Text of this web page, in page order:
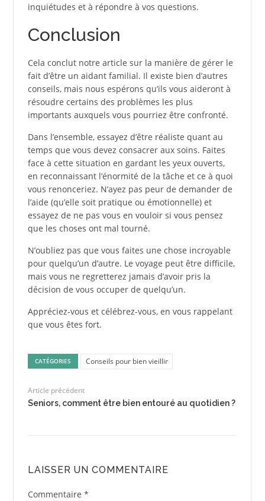
inquiétudes et à répondre à vos questions.
Conclusion
Cela conclut notre article sur la manière de gérer le
fait d’être un aidant familial. Il existe bien d’autres
conseils, mais nous espérons qu’ils vous aideront à
résoudre certains des problèmes les plus
importants auxquels vous pourriez être confronté.
Dans l’ensemble, essayez d’être réaliste quant au
temps que vous devez consacrer aux soins. Faites
face à cette situation en gardant les yeux ouverts,
en reconnaissant l’énormité de la tâche et ce à quoi
vous renonceriez. N’ayez pas peur de demander de
l’aide (qu’elle soit pratique ou émotionnelle) et
essayez de ne pas vous en vouloir si vous pensez
que les choses ont mal tourné.
N’oubliez pas que vous faites une chose incroyable
pour quelqu’un d’autre. Le voyage peut être difficile,
mais vous ne regretterez jamais d’avoir pris la
décision de vous occuper de quelqu’un.
Appréciez-vous et célébrez-vous, en vous rappelant
que vous êtes fort.
CATÉGORIES Conseils pour bien vieillir
Article précédent
Seniors, comment être bien entouré au quotidien ?
LAISSER UN COMMENTAIRE
Commentaire *